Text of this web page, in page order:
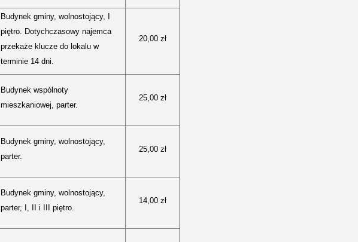
Budynek gminy, wolnostojący, I
piętro. Dotychczasowy najemca
przekaże klucze do lokalu w
terminie 14 dni.
20,00 zł
Budynek wspólnoty
mieszkaniowej, parter.
25,00 zł
Budynek gminy, wolnostojący,
parter.
25,00 zł
Budynek gminy, wolnostojący,
parter, I, II i III piętro.
14,00 zł